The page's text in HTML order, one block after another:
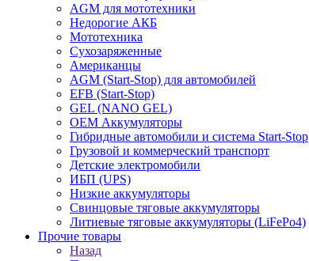
AGM для мототехники
Недорогие АКБ
Мототехника
Сухозаряженные
Американцы
AGM (Start-Stop) для автомобилей
EFB (Start-Stop)
GEL (NANO GEL)
OEM Аккумуляторы
Гибридные автомобили и система Start-Stop
Грузовой и коммерческий транспорт
Детские электромобили
ИБП (UPS)
Низкие аккумуляторы
Свинцовые тяговые аккумуляторы
Литиевые тяговые аккумуляторы (LiFePo4)
Прочие товары
Назад